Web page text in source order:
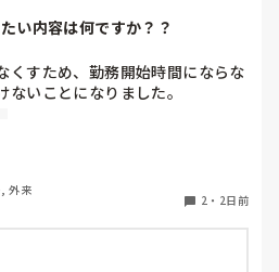
い内容は何ですか？？
くすため、勤務開始時間にならな
いことになりました。
合はとても困ることが増えまし
いますが、後残業もなくす風潮
、と言われています。
な申し送りのためにこれだけは知
？？
外来
2 ・ 2日前